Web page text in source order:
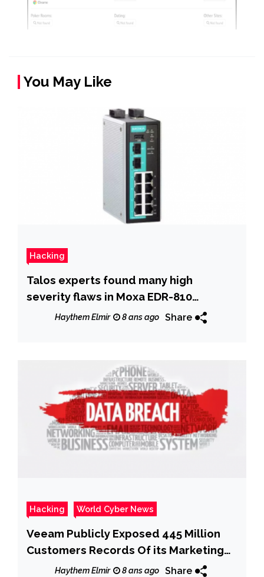
You May Like
Hacking
Talos experts found many high
severity flaws in Moxa EDR-810
industrial routers
Haythem Elmir 8 ans ago Share
Hacking World Cyber News
Veeam Publicly Exposed 445 Million
Customers Records Of its Marketing
DatabaseHaythem Elmir 8 ans ago Share